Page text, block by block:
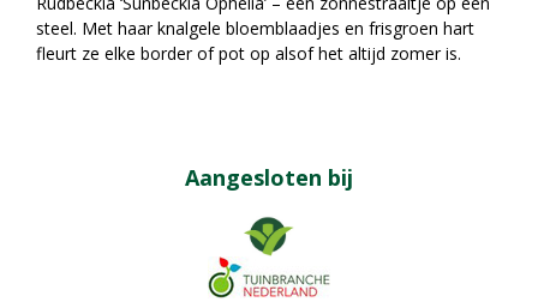
steel. Met haar knalgele bloemblaadjes en frisgroen hart
fleurt ze elke border of pot op alsof het altijd zomer is.
Aangesloten bij